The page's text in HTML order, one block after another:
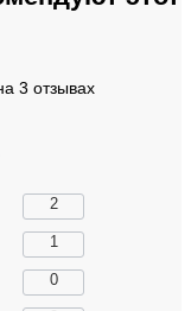
3 отзывах
2
1
0